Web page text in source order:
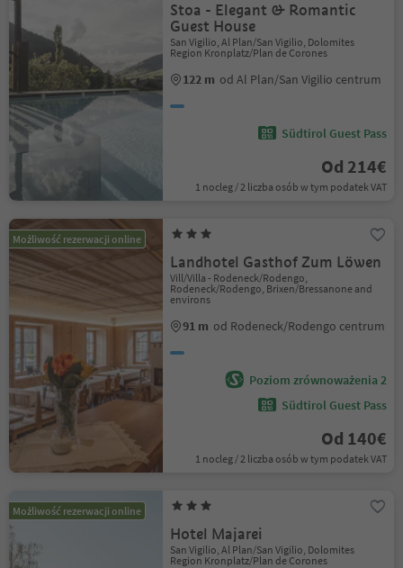
Stoa - Elegant & Romantic
Guest House
San Vigilio, Al Plan/San Vigilio, Dolomites
Region Kronplatz/Plan de Corones
122 m od Al Plan/San Vigilio centrum
Südtirol Guest Pass
Od 214€
1 nocleg / 2 liczba osób w tym podatek VAT
Możliwość rezerwacji online
Landhotel Gasthof Zum Löwen
Vill/Villa - Rodeneck/Rodengo,
Rodeneck/Rodengo, Brixen/Bressanone and
environs
91 m od Rodeneck/Rodengo centrum
Poziom zrównoważenia 2
Südtirol Guest Pass
Od 140€
1 nocleg / 2 liczba osób w tym podatek VAT
Możliwość rezerwacji online
Hotel Majarei
San Vigilio, Al Plan/San Vigilio, Dolomites
Region Kronplatz/Plan de Corones